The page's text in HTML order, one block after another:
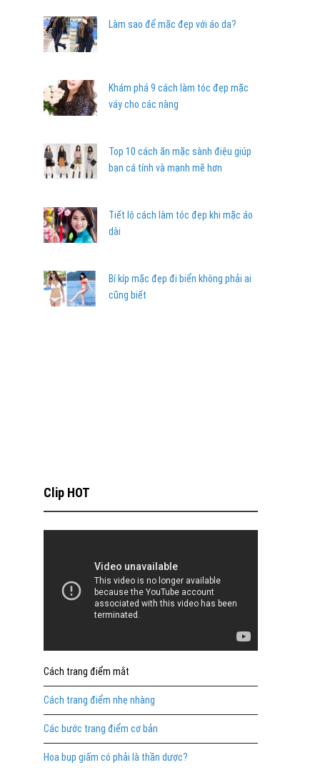
Làm sao để mặc đẹp với áo da?
Khám phá 9 cách làm tóc đẹp mặc
váy cho các nàng
Top 10 cách ăn mặc sành điệu giúp
bạn cá tính và mạnh mẽ hơn
Tiết lộ cách làm tóc đẹp khi mặc áo
dài
Bí kíp mặc đẹp đi biển không phải ai
cũng biết
Clip HOT
Cách trang điểm mắt
Cách trang điểm nhẹ nhàng
Các bước trang điểm cơ bản
Hoa bụp giấm có phải là thần dược?